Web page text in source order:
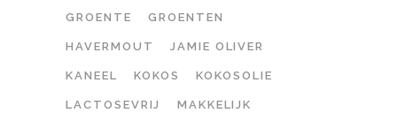
GROENTE GROENTEN
HAVERMOUT JAMIE OLIVER
KANEEL KOKOS KOKOSOLIE
LACTOSEVRIJ MAKKELIJK